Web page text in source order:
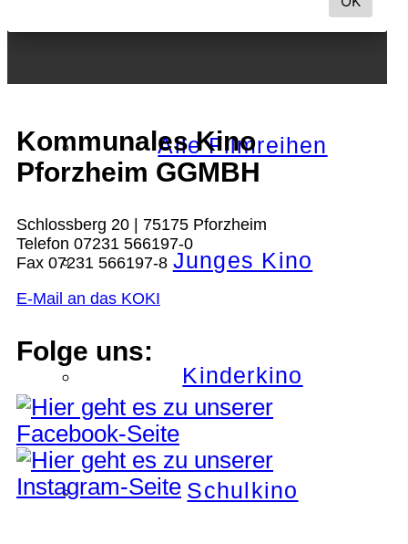
Nächster Monat
Alle Filmreihen
Junges Kino
Kinderkino
Schulkino
Kommunales Kino
Pforzheim GGMBH
Schlossberg 20 | 75175 Pforzheim
Telefon 07231 566197-0
Fax 07231 566197-8
E-Mail an das KOKI
Folge uns: